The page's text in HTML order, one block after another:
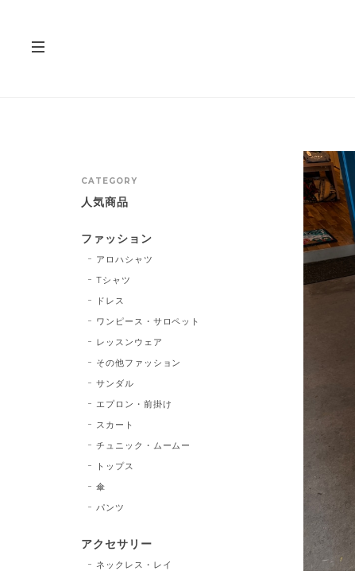
CATEGORY
人気商品
ファッション
アロハシャツ
Tシャツ
ドレス
ワンピース・サロペット
レッスンウェア
その他ファッション
サンダル
エプロン・前掛け
スカート
チュニック・ムームー
トップス
傘
パンツ
アクセサリー
ネックレス・レイ